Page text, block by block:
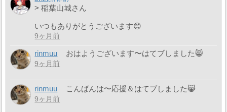
> 稲葉山城さん
いつもありがとうございます😊
9ヶ月前
rinmuu おはようございます〜はてブしました😸
9ヶ月前
rinmuu こんばんは〜応援＆はてブしました😸
9ヶ月前